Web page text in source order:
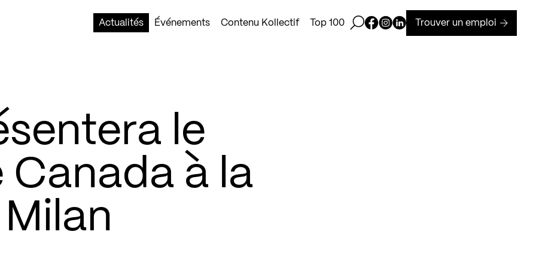
Actualités
Événements Contenu Kollectif Top 100 Ouvrir la barre de recherche
Page Facebook de Kollectif
Page Instagram de Kollectif
Page Linkedin de Kollectif
Trouver un emploi
le
Canada à la
Milan